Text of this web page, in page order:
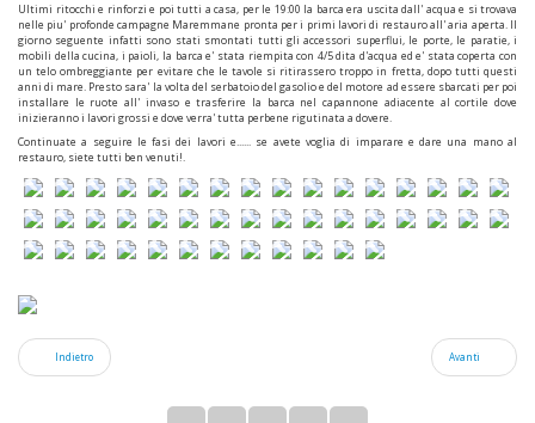
Ultimi ritocchi e rinforzi e poi tutti a casa, per le 19:00 la barca era uscita dall' acqua e si trovava
nelle piu' profonde campagne Maremmane pronta per i primi lavori di restauro all' aria aperta. Il
giorno seguente infatti sono stati smontati tutti gli accessori superflui, le porte, le paratie, i
mobili della cucina, i paioli, la barca e' stata riempita con 4/5 dita d'acqua ed e' stata coperta con
un telo ombreggiante per evitare che le tavole si ritirassero troppo in fretta, dopo tutti questi
anni di mare. Presto sara' la volta del serbatoio del gasolio e del motore ad essere sbarcati per poi
installare le ruote all' invaso e trasferire la barca nel capannone adiacente al cortile dove
inizieranno i lavori grossi e dove verra' tutta perbene rigutinata a dovere.
Continuate a seguire le fasi dei lavori e...... se avete voglia di imparare e dare una mano al
restauro, siete tutti ben venuti!.
Indietro Avanti